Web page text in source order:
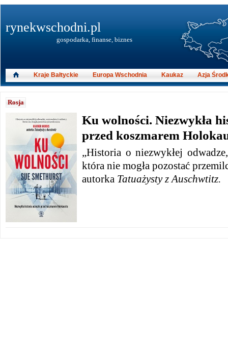
Rosja
Ku wolności. Niezwykła
przed koszmarem
„Historia o niezwykłej
która nie mogła pozostać
autorka Tatuażysty z Auschwtitz.
rynekwschodni.pl
gospodarka, finanse, biznes
Kraje Bałtyckie Europa Wschodnia Kaukaz Azja